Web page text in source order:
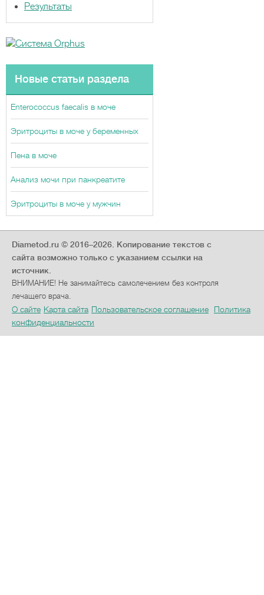
Результаты
Новые статьи раздела
Enterococcus faecalis в моче
Эритроциты в моче у беременных
Пена в моче
Анализ мочи при панкреатите
Эритроциты в моче у мужчин
Diametod.ru © 2016–2026. Копирование текстов с
сайта возможно только с указанием ссылки на
источник.
ВНИМАНИЕ! Не занимайтесь самолечением без контроля
лечащего врача.
О сайте Карта сайта Пользовательское соглашение
Политика
конфиденциальности